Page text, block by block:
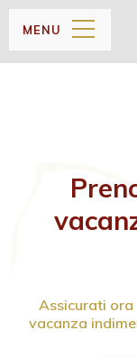
MENU
Assicurati ora
vacanza